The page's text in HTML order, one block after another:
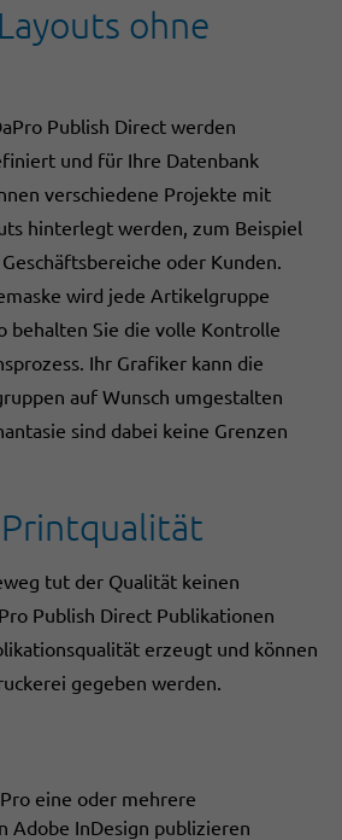
ohne
Publish Direct werden
und für Ihre Datenbank
verschiedene Projekte mit
hinterlegt werden, zum Beispiel
oder Kunden.
wird jede Artikelgruppe
behalten Sie die volle Kontrolle
Ihr Grafiker kann die
auf Wunsch umgestalten
sind dabei keine Grenzen
tut der Qualität keinen
Publish Direct Publikationen
erzeugt und können
gegeben werden.
eine oder mehrere
Adobe InDesign publizieren